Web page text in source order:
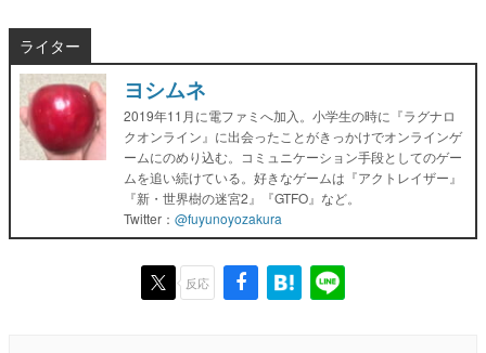
ライター
ヨシムネ
2019年11月に電ファミへ加入。小学生の時に『ラグナロ
クオンライン』に出会ったことがきっかけでオンラインゲ
ームにのめり込む。コミュニケーション手段としてのゲー
ムを追い続けている。好きなゲームは『アクトレイザー』
『新・世界樹の迷宮2』『GTFO』など。
Twitter： @fuyunoyozakura
反応